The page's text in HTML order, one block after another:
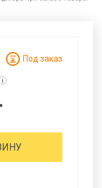
Под заказ
i